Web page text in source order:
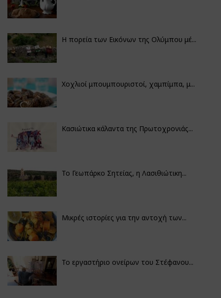
Η πορεία των Εικόνων της Ολύμπου μέ...
Χοχλιοί μπουμπουριστοί, χαμπίμπα, μ...
Κασιώτικα κάλαντα της Πρωτοχρονιάς...
Το Γεωπάρκο Σητείας, η Λασιθιώτικη...
Μικρές ιστορίες για την αντοχή των...
Το εργαστήριο ονείρων του Στέφανου...